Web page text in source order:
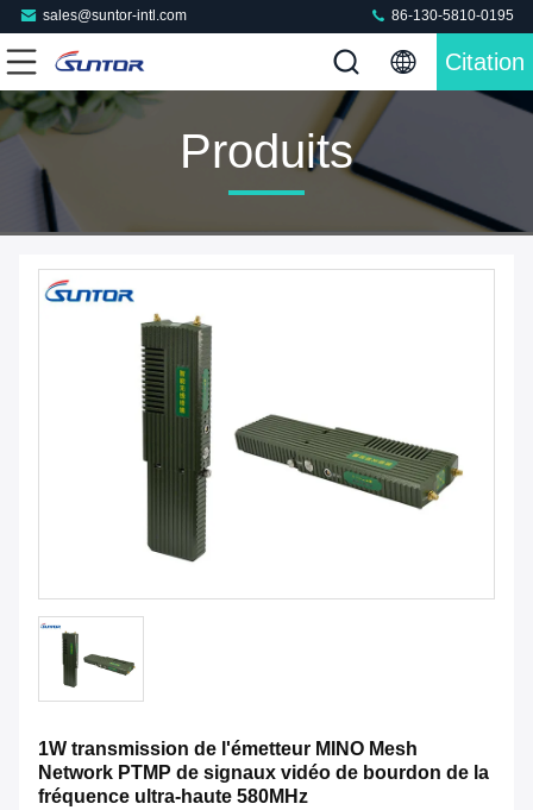
sales@suntor-intl.com 86-130-5810-0195
Citation
Produits
1W transmission de l'émetteur MINO Mesh
Network PTMP de signaux vidéo de bourdon de la
fréquence ultra-haute 580MHz